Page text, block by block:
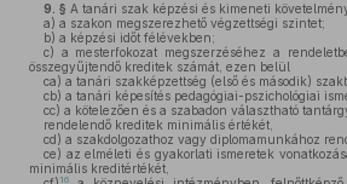
9. § A tanári szak képzési és kimeneti
a) a szakon megszerezhető végzettségi szintet;
b) a képzési időt félévekben;
c) a mesterfokozat megszerzéséhez a
összegyűjtendő kreditek számát, ezen belül
ca) a tanári szakképzettség (első és második)
cb) a tanári képesítés pedagógiai-pszichológiai
cc) a kötelezően és a szabadon választható
rendelendő kreditek minimális értékét,
cd) a szakdolgozathoz vagy diplomamunkához
ce) az elméleti és gyakorlati ismeretek
minimális kreditértékét,
16